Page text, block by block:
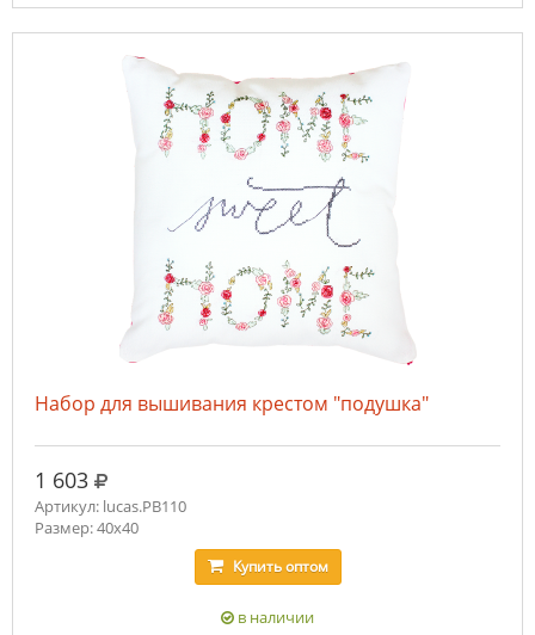
Набор для вышивания крестом "подушка"
1 603 руб.
Артикул: lucas.PB110
Размер: 40x40
Купитьоптом
в наличии